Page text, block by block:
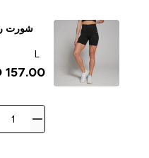
L
157.00 AED‎